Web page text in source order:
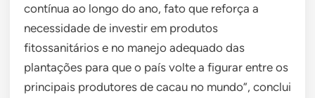
contínua ao longo do ano, fato que reforça a
necessidade de investir em produtos
fitossanitários e no manejo adequado das
plantações para que o país volte a figurar entre os
principais produtores de cacau no mundo”, conclui